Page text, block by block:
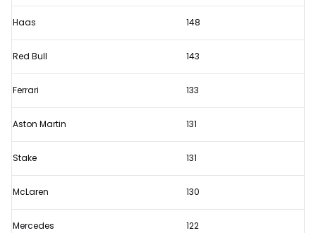
deelt
meteen
uit
tijdens
eerste
testdag
Haas 148
Red Bull 143
Ferrari 133
Aston Martin 131
Stake 131
McLaren 130
Mercedes 122